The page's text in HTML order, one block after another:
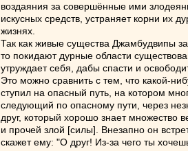
воздаяния за совершённые ими
искусных средств, устраняет корни их
жизнях.
Так как живые существа Джамбудвипы
то покидают дурные области
утруждает себя, дабы спасти и
Это можно сравнить с тем, что какой-
ступил на опасный путь, на котором
следующий по опасному пути, через
друг, который хорошо знает множество
и прочей злой [силы]. Внезапно он
скажет ему: "О друг! Из-за чего ты